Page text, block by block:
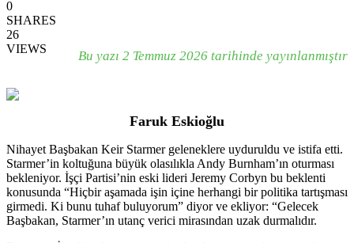
0
SHARES
26
VIEWS
Bu yazı 2 Temmuz 2026 tarihinde yayınlanmıştır
Faruk Eskioğlu
Nihayet Başbakan Keir Starmer geleneklere uyduruldu ve istifa etti.
Starmer’in koltuğuna büyük olasılıkla Andy Burnham’ın oturması
bekleniyor. İşçi Partisi’nin eski lideri Jeremy Corbyn bu beklenti
konusunda “Hiçbir aşamada işin içine herhangi bir politika tartışması
girmedi. Ki bunu tuhaf buluyorum” diyor ve ekliyor: “Gelecek
Başbakan, Starmer’ın utanç verici mirasından uzak durmalıdır.